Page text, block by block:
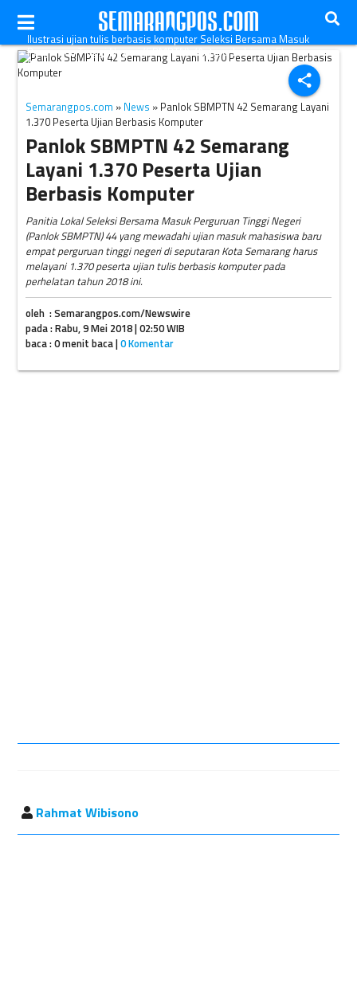
share
Ilustrasi ujian tulis berbasis komputer Seleksi Bersama Masuk
Perguruan Tinggi Negeri (SBMPTN). (Antara-Indrianto Eko
Suwarso)
Semarangpos.com » News » Panlok SBMPTN 42 Semarang Layani
1.370 Peserta Ujian Berbasis Komputer
Panlok SBMPTN 42 Semarang
Layani 1.370 Peserta Ujian
Berbasis Komputer
Panitia Lokal Seleksi Bersama Masuk Perguruan Tinggi Negeri
(Panlok SBMPTN) 44 yang mewadahi ujian masuk mahasiswa baru
empat perguruan tinggi negeri di seputaran Kota Semarang harus
melayani 1.370 peserta ujian tulis berbasis komputer pada
perhelatan tahun 2018 ini.
oleh : Semarangpos.com/Newswire
pada : Rabu, 9 Mei 2018 | 02:50 WIB
baca : 0 menit baca |0 Komentar
Rahmat Wibisono